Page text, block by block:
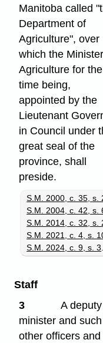
Manitoba called
Department of
Agriculture", over
which the
Agriculture for the
time being,
appointed by the
Lieutenant
in Council under
great seal of the
province, shall
preside.
S.M. 2000, c. 35, s.
S.M. 2004, c. 42, s.
S.M. 2014, c. 32, s.
S.M. 2021, c. 4, s.
S.M. 2024, c. 9, s. 3.
Staff
3
A deputy
minister and such
other officers and